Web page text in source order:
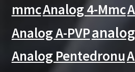
mmcAnalog 4-Mmc
Analog A-PVP
Analog Pentedronu